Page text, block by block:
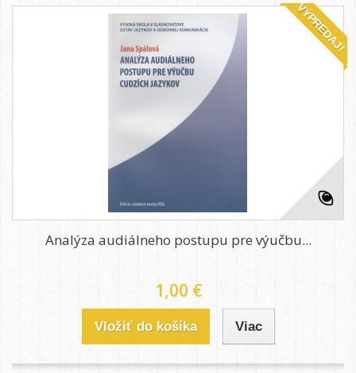
VÝPREDAJ!
Analýza audiálneho postupu pre výučbu...
1,00 €
Vložiť do košíka Viac